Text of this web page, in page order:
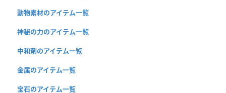
動物素材のアイテム一覧
神秘の力のアイテム一覧
中和剤のアイテム一覧
金属のアイテム一覧
宝石のアイテム一覧